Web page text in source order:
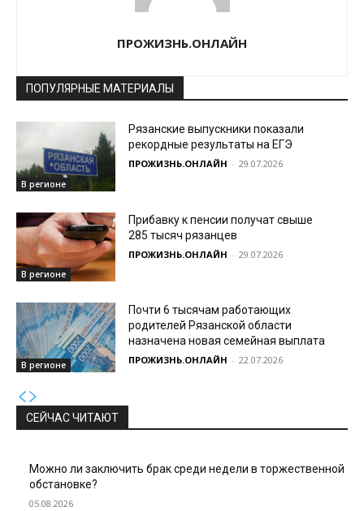
ПРОЖИЗНЬ.ОНЛАЙН
ПОПУЛЯРНЫЕ МАТЕРИАЛЫ
В регионе
Рязанские выпускники показали
рекордные результаты на ЕГЭ
ПРОЖИЗНЬ.ОНЛАЙН - 29.07.2026
В регионе
Прибавку к пенсии получат свыше
285 тысяч рязанцев
ПРОЖИЗНЬ.ОНЛАЙН - 29.07.2026
В регионе
Почти 6 тысячам работающих
родителей Рязанской области
назначена новая семейная выплата
ПРОЖИЗНЬ.ОНЛАЙН - 22.07.2026
СЕЙЧАС ЧИТАЮТ
Можно ли заключить брак среди недели в торжественной
обстановке?
05.08.2026